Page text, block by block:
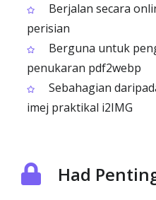
Berjalan secara
perisian
Berguna untuk
penukaran pdf2webp
Sebahagian
imej praktikal i2IMG
Had